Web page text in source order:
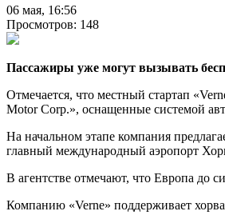
06 мая, 16:56
Просмотров: 148
Пассажиры уже могут вызывать
Отмечается, что местный стартап
Motor Corp.», оснащенные системой
На начальном этапе компания
главный международный аэропорт
В агентстве отмечают, что Европа до
Компанию «Verne» поддерживает